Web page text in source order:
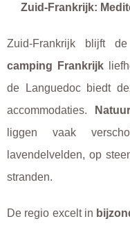
Zuid-Frankrijk:
Zuid-Frankrijk blijft
camping Frankrijk
de Languedoc biedt
accommodaties.
liggen vaak
lavendelvelden, op
stranden.
De regio excelt in